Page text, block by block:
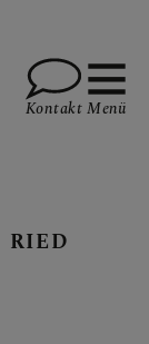
RIED
Kontakt Menü